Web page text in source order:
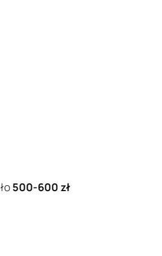
500-600 zł